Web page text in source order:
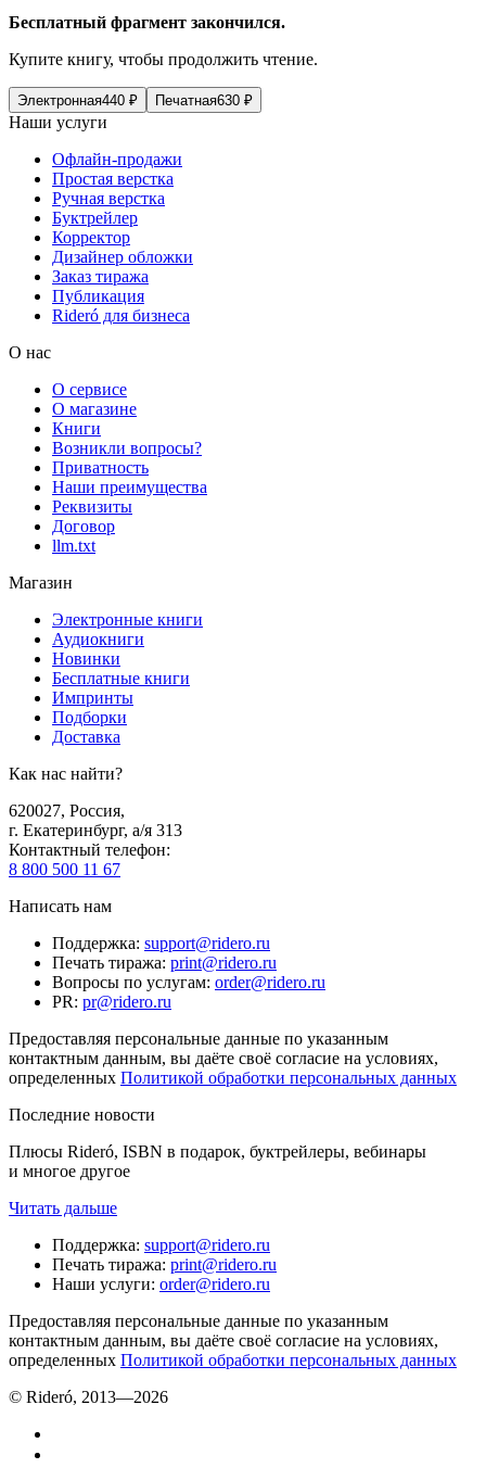
Бесплатный фрагмент закончился.
Купите книгу, чтобы продолжить чтение.
Электронная440 ₽ Печатная630 ₽
Наши услуги
Офлайн-продажи
Простая верстка
Ручная верстка
Буктрейлер
Корректор
Дизайнер обложки
Заказ тиража
Публикация
Rideró для бизнеса
О нас
О сервисе
О магазине
Книги
Возникли вопросы?
Приватность
Наши преимущества
Реквизиты
Договор
llm.txt
Магазин
Электронные книги
Аудиокниги
Новинки
Бесплатные книги
Импринты
Подборки
Доставка
Как нас найти?
620027, Россия,
г. Екатеринбург, а/я 313
Контактный телефон:
8 800 500 11 67
Написать нам
Поддержка: support@ridero.ru
Печать тиража: print@ridero.ru
Вопросы по услугам: order@ridero.ru
PR: pr@ridero.ru
Предоставляя персональные данные по указанным
контактным данным, вы даёте своё согласие на условиях,
определенных Политикой обработки персональных данных
Последние новости
Плюсы Rideró, ISBN в подарок, буктрейлеры, вебинары
и многое другое
Читать дальше
Поддержка: support@ridero.ru
Печать тиража: print@ridero.ru
Наши услуги: order@ridero.ru
Предоставляя персональные данные по указанным
контактным данным, вы даёте своё согласие на условиях,
определенных Политикой обработки персональных данных
© Rideró, 2013—2026